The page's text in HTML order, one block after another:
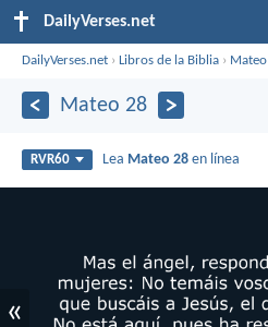
DailyVerses.net
DailyVerses.net ›Libros de la Biblia › Mateo
Mateo 28
RVR60 Lea Mateo 28 en línea
«